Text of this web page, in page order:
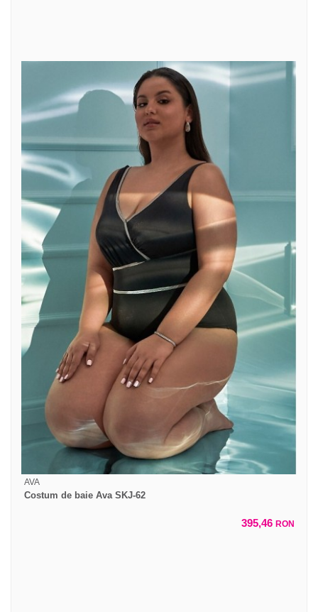
AVA
Costum de baie Ava SKJ-62
395,46 RON